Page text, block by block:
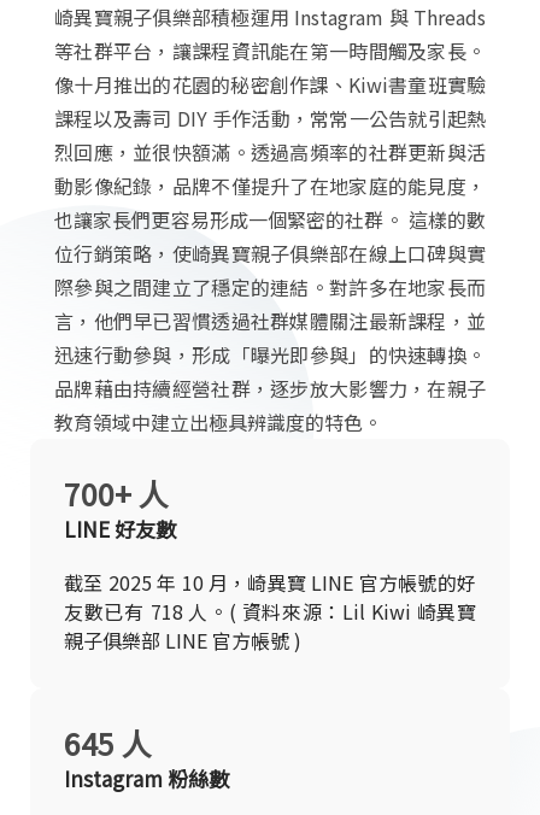
崎異寶親子俱樂部積極運用 Instagram 與 Threads
等社群平台，讓課程資訊能在第一時間觸及家長。
像十月推出的花園的秘密創作課、Kiwi書童班實驗
課程以及壽司 DIY 手作活動，常常一公告就引起熱
烈回應，並很快額滿。透過高頻率的社群更新與活
動影像紀錄，品牌不僅提升了在地家庭的能見度，
也讓家長們更容易形成一個緊密的社群。 這樣的數
位行銷策略，使崎異寶親子俱樂部在線上口碑與實
際參與之間建立了穩定的連結。對許多在地家長而
言，他們早已習慣透過社群媒體關注最新課程，並
迅速行動參與，形成「曝光即參與」的快速轉換。
品牌藉由持續經營社群，逐步放大影響力，在親子
教育領域中建立出極具辨識度的特色。
LINE 好友數
截至 2025 年 10 月，崎異寶 LINE 官方帳號的好
友數已有 718 人。( 資料來源：Lil Kiwi 崎異寶
親子俱樂部 LINE 官方帳號 )
700+ 人
Instagram 粉絲數
645 人